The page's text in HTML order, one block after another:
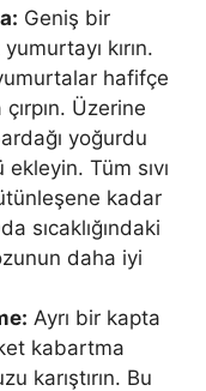
Geniş bir
kırın.
yumurtalar hafifçe
Üzerine
yoğurdu
Tüm sıvı
kadar
sıcaklığındaki
daha iyi
Ayrı bir kapta
kabartma
karıştırın. Bu